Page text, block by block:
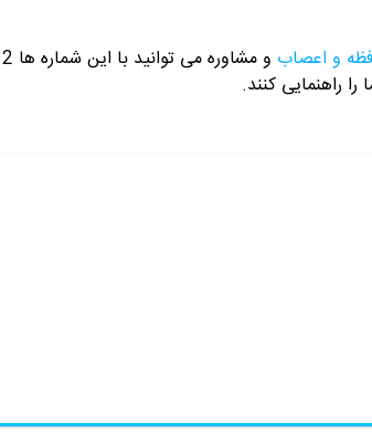
و اعصاب و مشاوره می توانید با این شماره ها 09358343612 / 02165389693
را راهنمایی کنند.